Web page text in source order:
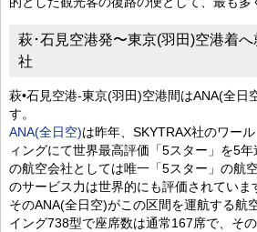
萩･石見空港発〜東京(羽田)空港着
社
萩•石見空港-東京(羽田)空港間はANA(全日
す。
ANA(全日空)は昨年、SKYTRAX社のワー
ィングにて世界最高評価「5スター」を5
の航空会社としては唯一「5スター」の航
のサービス力は世界的にも評価されていま
そのANA(全日空)がこの区間を運航する航
イング738型で座席数は通常167席で、そ